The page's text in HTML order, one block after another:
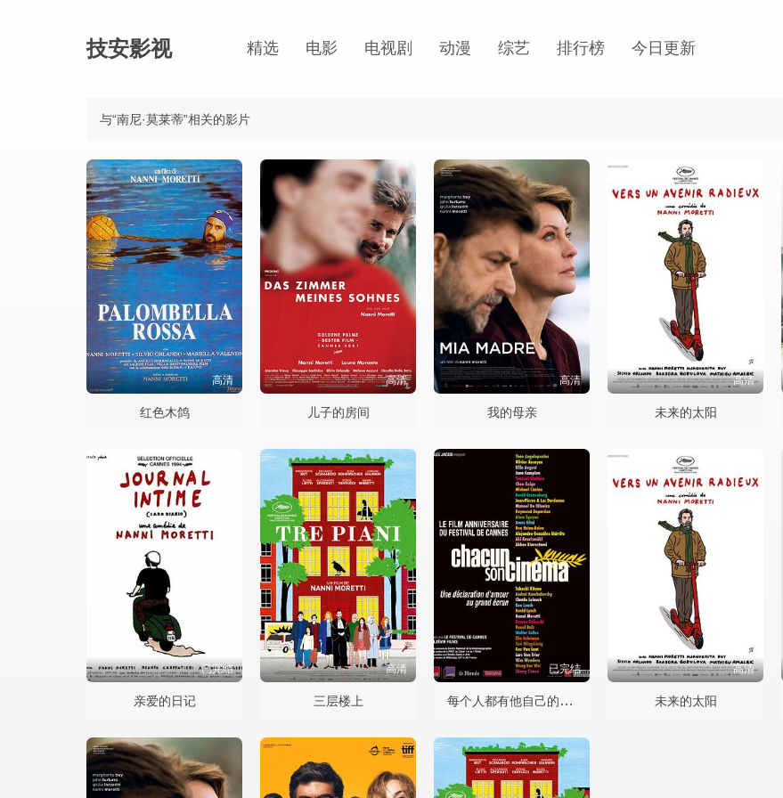
技安影视 精选 电影 电视剧 动漫 综艺 排行榜 今日更新
与“南尼·莫莱蒂”相关的影片
高清
红色木鸽
高清
儿子的房间
高清
我的母亲
高清
未来的太阳
已完结
亲爱的日记
高清
三层楼上
已完结
每个人都有他自己的电影
高清
未来的太阳